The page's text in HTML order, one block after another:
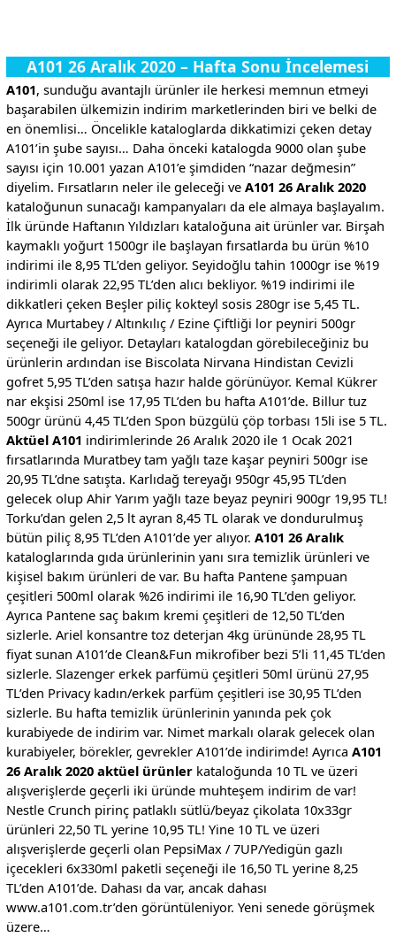
A101 26 Aralık 2020 – Hafta Sonu İncelemesi
A101, sunduğu avantajlı ürünler ile herkesi memnun etmeyi
başarabilen ülkemizin indirim marketlerinden biri ve belki de
en önemlisi… Öncelikle kataloglarda dikkatimizi çeken detay
A101’in şube sayısı… Daha önceki katalogda 9000 olan şube
sayısı için 10.001 yazan A101’e şimdiden “nazar değmesin”
diyelim. Fırsatların neler ile geleceği ve A101 26 Aralık 2020
kataloğunun sunacağı kampanyaları da ele almaya başlayalım.
İlk üründe Haftanın Yıldızları kataloğuna ait ürünler var. Birşah
kaymaklı yoğurt 1500gr ile başlayan fırsatlarda bu ürün %10
indirimi ile 8,95 TL’den geliyor. Seyidoğlu tahin 1000gr ise %19
indirimli olarak 22,95 TL’den alıcı bekliyor. %19 indirimi ile
dikkatleri çeken Beşler piliç kokteyl sosis 280gr ise 5,45 TL.
Ayrıca Murtabey / Altınkılıç / Ezine Çiftliği lor peyniri 500gr
seçeneği ile geliyor. Detayları katalogdan görebileceğiniz bu
ürünlerin ardından ise Biscolata Nirvana Hindistan Cevizli
gofret 5,95 TL’den satışa hazır halde görünüyor. Kemal Kükrer
nar ekşisi 250ml ise 17,95 TL’den bu hafta A101’de. Billur tuz
500gr ürünü 4,45 TL’den Spon büzgülü çöp torbası 15li ise 5 TL.
Aktüel A101 indirimlerinde 26 Aralık 2020 ile 1 Ocak 2021
fırsatlarında Muratbey tam yağlı taze kaşar peyniri 500gr ise
20,95 TL’dne satışta. Karlıdağ tereyağı 950gr 45,95 TL’den
gelecek olup Ahir Yarım yağlı taze beyaz peyniri 900gr 19,95 TL!
Torku’dan gelen 2,5 lt ayran 8,45 TL olarak ve dondurulmuş
bütün piliç 8,95 TL’den A101’de yer alıyor. A101 26 Aralık
kataloglarında gıda ürünlerinin yanı sıra temizlik ürünleri ve
kişisel bakım ürünleri de var. Bu hafta Pantene şampuan
çeşitleri 500ml olarak %26 indirimi ile 16,90 TL’den geliyor.
Ayrıca Pantene saç bakım kremi çeşitleri de 12,50 TL’den
sizlerle. Ariel konsantre toz deterjan 4kg ürününde 28,95 TL
fiyat sunan A101’de Clean&Fun mikrofiber bezi 5’li 11,45 TL’den
sizlerle. Slazenger erkek parfümü çeşitleri 50ml ürünü 27,95
TL’den Privacy kadın/erkek parfüm çeşitleri ise 30,95 TL’den
sizlerle. Bu hafta temizlik ürünlerinin yanında pek çok
kurabiyede de indirim var. Nimet markalı olarak gelecek olan
kurabiyeler, börekler, gevrekler A101’de indirimde! Ayrıca A101
26 Aralık 2020 aktüel ürünlerkataloğunda 10 TL ve üzeri
alışverişlerde geçerli iki üründe muhteşem indirim de var!
Nestle Crunch pirinç patlaklı sütlü/beyaz çikolata 10x33gr
ürünleri 22,50 TL yerine 10,95 TL! Yine 10 TL ve üzeri
alışverişlerde geçerli olan PepsiMax / 7UP/Yedigün gazlı
içecekleri 6x330ml paketli seçeneği ile 16,50 TL yerine 8,25
TL’den A101’de. Dahası da var, ancak dahası
www.a101.com.tr’den görüntüleniyor. Yeni senede görüşmek
üzere…